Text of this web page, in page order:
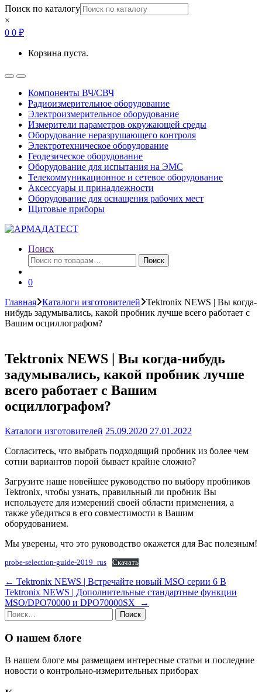
Поиск по каталогу
×
0 0 ₽
Корзина пуста.
OpenClose
Компоненты ВЧ/СВЧ
Радиоизмерительное оборудование
Электроизмерительное оборудование
Измерители параметров окружающей среды
Оборудование неразрушающего контроля
Электротехническое оборудование
Геодезическое оборудование
Оборудование для испытания на ЭМС
Телекоммуникационное и сетевое оборудование
Аксессуары и принадлежности
Оборудование для оснащения рабочих мест
Щитовые приборы
Поиск
Искать:
Поиск
0
Главная Каталоги изготовителей
Tektronix NEWS | Вы когда-
нибудь задумывались, какой пробник лучше всего работает с
Вашим осциллографом?
Tektronix NEWS | Вы когда-нибудь
задумывались, какой пробник лучше
всего работает с Вашим
осциллографом?
Каталоги изготовителей 25.09.2020 27.01.2022
Согласитесь, что выбрать подходящий пробник из более чем
сотни вариантов порой бывает крайне сложно?
Загрузите наше новейшее руководство по выбору пробников
Tektronix, чтобы узнать, правильный ли пробник Вы
используете для измерений своей области применения, а
также убедиться в его совместимости в Вашим
оборудованием.
Мы уверены, что это руководство окажется для Вас полезным!
probe-selection-guide-2019_rus Скачать
Навигация
по
записям
← Tektronix NEWS | Встречайте новый MSO серии 6 B
Tektronix NEWS | Дополнительные стандартные функции
MSO/DPO70000 и DPO70000SX
→
Найти:
О нашем блоге
В нашем блоге мы размещаем интересные статьи и последние
новости о контрольно-измерительных приборах